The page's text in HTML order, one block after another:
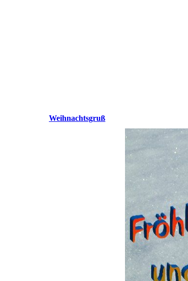
Weihnachtsgruß